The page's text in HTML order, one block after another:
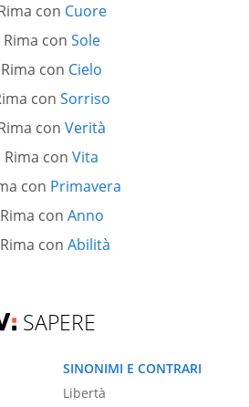
con Cuore
Rima con Sole
Rima con Cielo
con Sorriso
con Verità
Rima con Vita
con Primavera
Rima con Anno
Rima con Abilità
SAPERE
SINONIMI E CONTRARI
Libertà